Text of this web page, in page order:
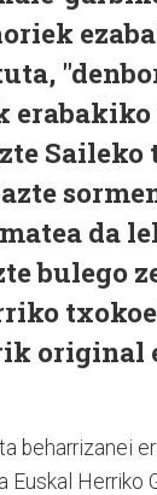
da
bulego
original
beharrizanei
Herriko